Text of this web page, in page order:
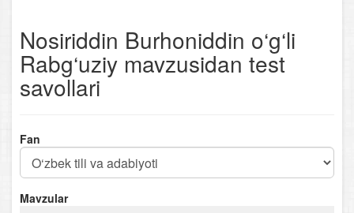
Nosiriddin Burhoniddin o‘g‘li
Rabg‘uziy mavzusidan test
savollari
Fan
Mavzular